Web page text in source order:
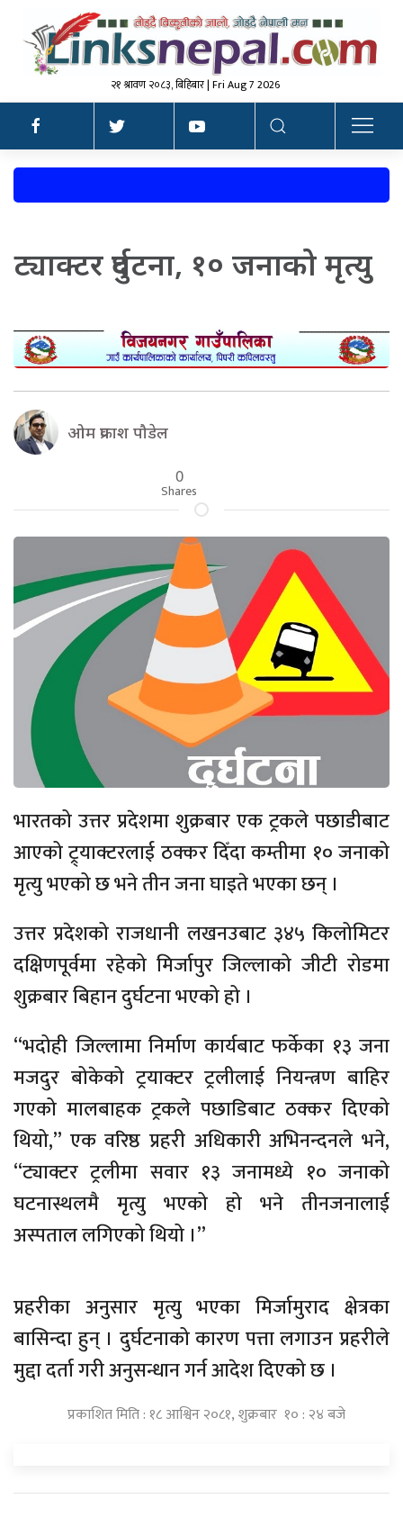
२१ श्रावण २०८३, बिहिबार | Fri Aug 7 2026
ट्याक्टर दुर्घटना, १० जनाको मृत्यु
ओम प्रकाश पौडेल
0
Shares
भारतको उत्तर प्रदेशमा शुक्रबार एक ट्रकले पछाडीबाट
आएको ट्र्याक्टरलाई ठक्कर दिँदा कम्तीमा १० जनाको
मृत्यु भएको छ भने तीन जना घाइते भएका छन् ।
उत्तर प्रदेशको राजधानी लखनउबाट ३४५ किलोमिटर
दक्षिणपूर्वमा रहेको मिर्जापुर जिल्लाको जीटी रोडमा
शुक्रबार बिहान दुर्घटना भएको हो ।
“भदोही जिल्लामा निर्माण कार्यबाट फर्केका १३ जना
मजदुर बोकेको ट्रयाक्टर ट्रलीलाई नियन्त्रण बाहिर
गएको मालबाहक ट्रकले पछाडिबाट ठक्कर दिएको
थियो,” एक वरिष्ठ प्रहरी अधिकारी अभिनन्दनले भने,
“ट्याक्टर ट्रलीमा सवार १३ जनामध्ये १० जनाको
घटनास्थलमै मृत्यु भएको हो भने तीनजनालाई
अस्पताल लगिएको थियो ।”
प्रहरीका अनुसार मृत्यु भएका मिर्जामुराद क्षेत्रका
बासिन्दा हुन् । दुर्घटनाको कारण पत्ता लगाउन प्रहरीले
मुद्दा दर्ता गरी अनुसन्धान गर्न आदेश दिएको छ ।
प्रकाशित मिति : १८ आश्विन २०८१, शुक्रबार १० : २४ बजे